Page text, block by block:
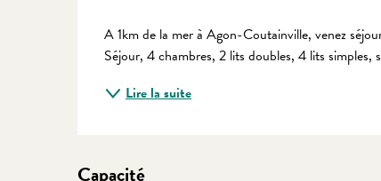
Description
A 1km de la mer à Agon-Coutainville, venez
Séjour, 4 chambres, 2 lits doubles, 4 lits simples,
Lire la suite
Capacité